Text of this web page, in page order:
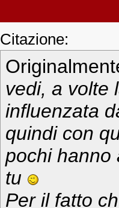
Citazione:
vedi, a volte
influenzata
quindi con
pochi hanno
tu
Per il fatto